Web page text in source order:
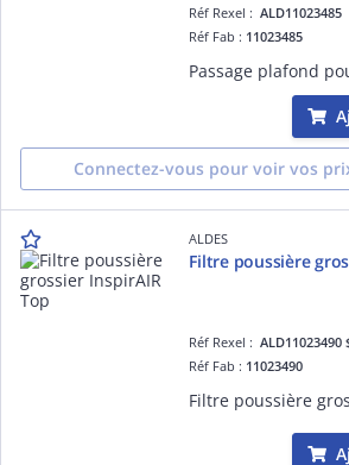
Réf Rexel :ALD11023485
Réf Fab : 11023485
Connectez-vous pour voir vos
ALDES
Filtre poussière
Réf Rexel :ALD11023490
Réf Fab : 11023490